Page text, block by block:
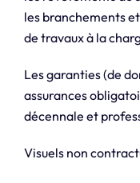
les branchements
de travaux à la
Les garanties (de
assurances
décennale et
Visuels non